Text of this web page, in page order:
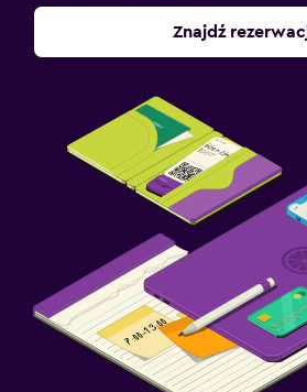
Znajdź